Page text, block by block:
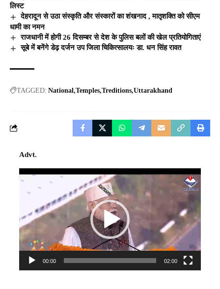
लिस्ट
देहरादून से उठा संस्कृति और संस्कारों का शंखनाद , मातृशक्ति को सीएम
धामी का नमन
राजधानी में होगी 26 दिसम्बर से देश के पुलिस बलों की खेल प्रतियोगिताएं
सूबे में बनेंगे डेढ़ दर्जन उप जिला चिकित्सालयः डा. धन सिंह रावत
TAGGED: National Temples Treditions Uttarakhand
Advt.
Video
00:00 02:00